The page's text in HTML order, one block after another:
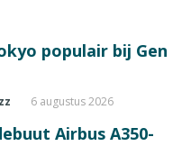
populair bij Gen
6 augustus 2026
Airbus A350-